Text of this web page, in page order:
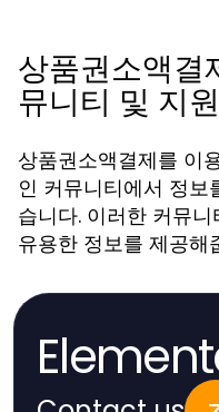
상품권소액결
뮤니티 및 지
상품권소액결제를 이
인 커뮤니티에서 정보
습니다. 이러한 커뮤
유용한 정보를 제공해